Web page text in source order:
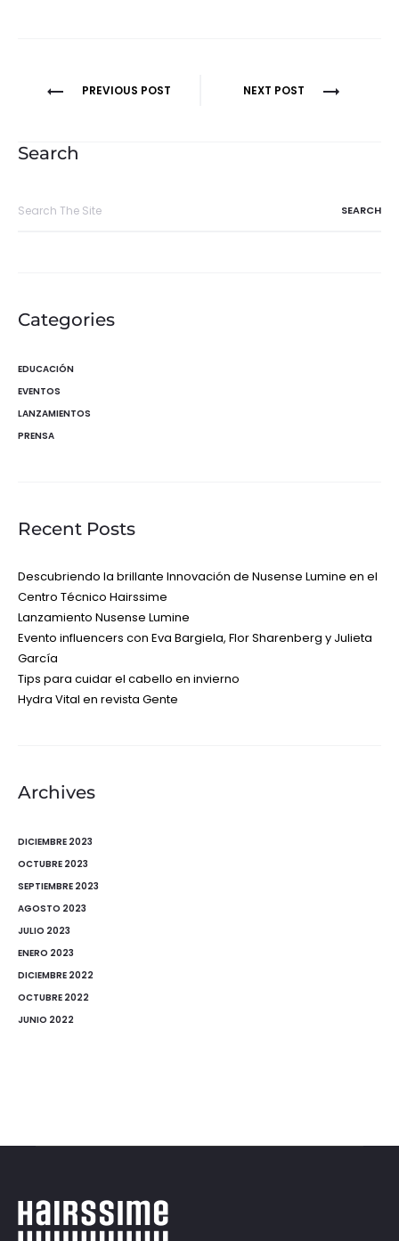
Navegación
entradas
PREVIOUS POST NEXT POST
Search
Categories
EDUCACIÓN
EVENTOS
LANZAMIENTOS
PRENSA
Recent Posts
Descubriendo la brillante Innovación de Nusense Lumine en el
Centro Técnico Hairssime
Lanzamiento Nusense Lumine
Evento influencers con Eva Bargiela, Flor Sharenberg y Julieta
García
Tips para cuidar el cabello en invierno
Hydra Vital en revista Gente
Archives
DICIEMBRE 2023
OCTUBRE 2023
SEPTIEMBRE 2023
AGOSTO 2023
JULIO 2023
ENERO 2023
DICIEMBRE 2022
OCTUBRE 2022
JUNIO 2022